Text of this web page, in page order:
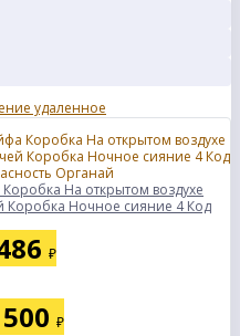
На открытом воздухе
Ночное сияние 4 Код
₽
₽